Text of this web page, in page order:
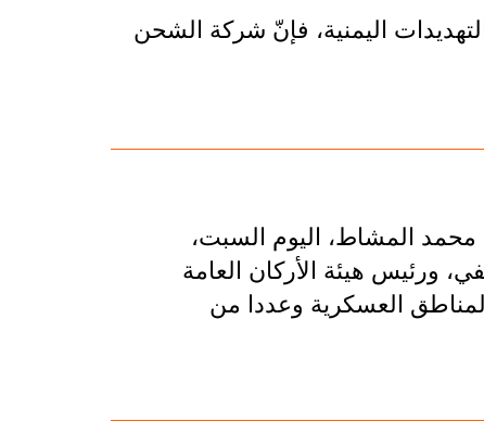
اليمنية، فإنّ شركة الشحن
المشاط، اليوم السبت،
ورئيس هيئة الأركان العامة
العسكرية وعددا من